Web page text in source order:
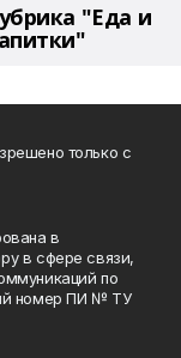
"Еда и
только с
в
в сфере связи,
по
номер ПИ № ТУ